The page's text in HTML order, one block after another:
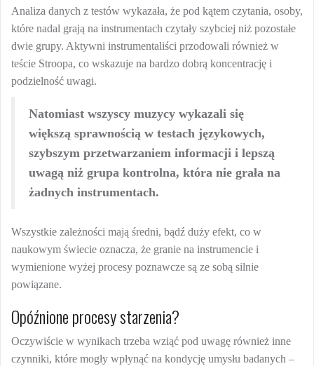
Analiza danych z testów wykazała, że pod kątem czytania, osoby,
które nadal grają na instrumentach czytały szybciej niż pozostałe
dwie grupy. Aktywni instrumentaliści przodowali również w
teście Stroopa, co wskazuje na bardzo dobrą koncentrację i
podzielność uwagi.
Natomiast wszyscy muzycy wykazali się
większą sprawnością w testach językowych,
szybszym przetwarzaniem informacji i lepszą
uwagą niż grupa kontrolna, która nie grała na
żadnych instrumentach.
Wszystkie zależności mają średni, bądź duży efekt, co w
naukowym świecie oznacza, że granie na instrumencie i
wymienione wyżej procesy poznawcze są ze sobą silnie
powiązane.
Opóźnione procesy starzenia?
Oczywiście w wynikach trzeba wziąć pod uwagę również inne
czynniki, które mogły wpłynąć na kondycję umysłu badanych –